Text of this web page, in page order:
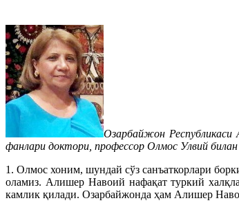
Озарбайжон
фанлари доктори, профессор Олмос Улвий
1. Олмос хоним, шундай сўз санъаткорлари
оламиз. Алишер Навоий нафақат туркий
камлик қилади. Озарбайжонда ҳам Алишер